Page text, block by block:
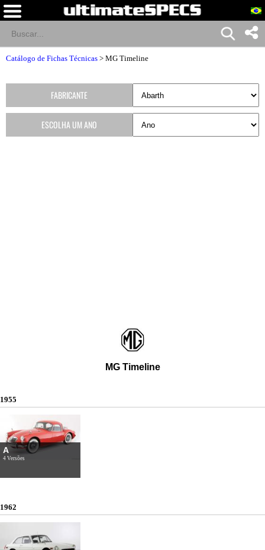
Catálogo de Fichas Técnicas > MG Timeline
MG Timeline
1955
A
4 Versões
1962
FABRICANTE
ESCOLHA UM ANO